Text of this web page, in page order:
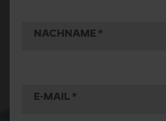
NACHNAME
E-MAIL